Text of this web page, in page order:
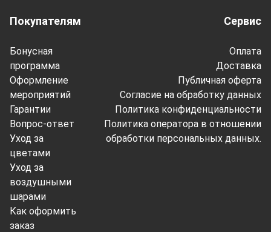
Покупателям
Бонусная
программа
Оформление
мероприятий
Гарантии
Вопрос-ответ
Уход за
цветами
Уход за
воздушными
шарами
Как оформить
заказ
Сервис
Оплата
Доставка
Публичная оферта
Согласие на обработку данных
Политика конфиденциальности
Политика оператора в отношении
обработки персональных данных.